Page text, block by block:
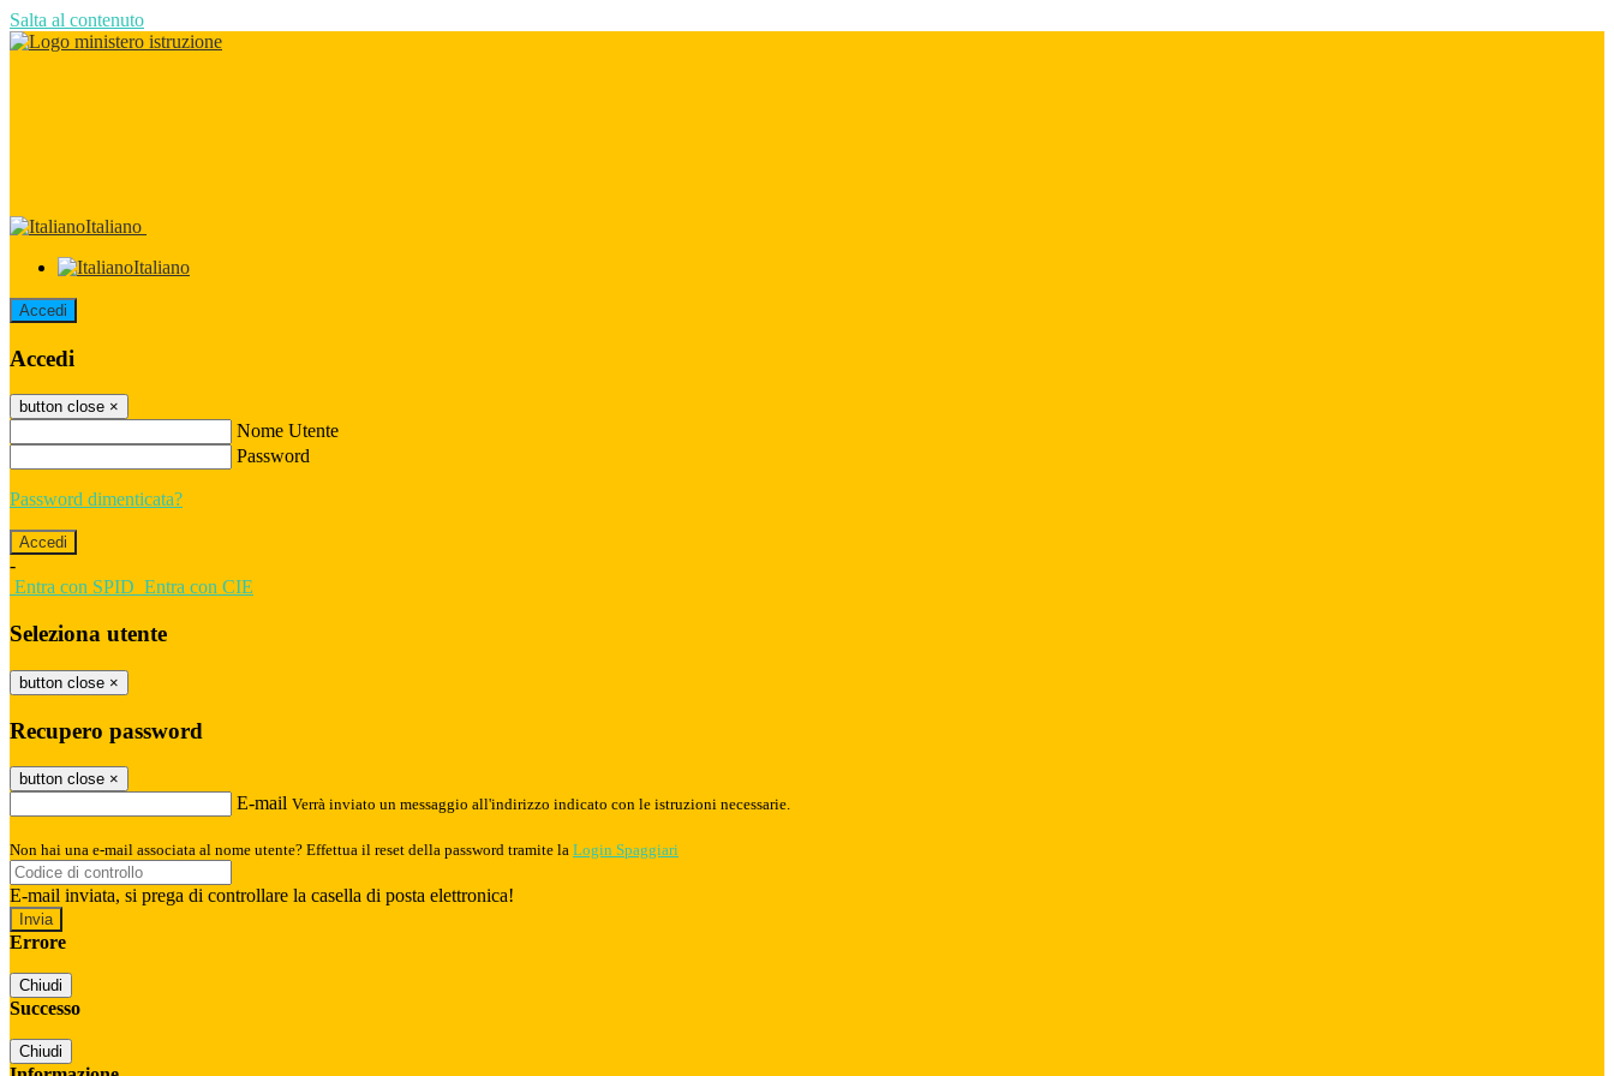
Salta al contenuto
Italiano
Italiano
Accedi
Accedi
button close ×
Nome Utente
Password
Password dimenticata?
-
Entra con SPID Entra con CIE
Seleziona utente
button close ×
Recupero password
button close ×
E-mail Verrà inviato un messaggio all'indirizzo indicato con le istruzioni necessarie.
Non hai una e-mail associata al nome utente? Effettua il reset della password tramite la Login Spaggiari
E-mail inviata, si prega di controllare la casella di posta elettronica!
Errore
Chiudi
Successo
Chiudi